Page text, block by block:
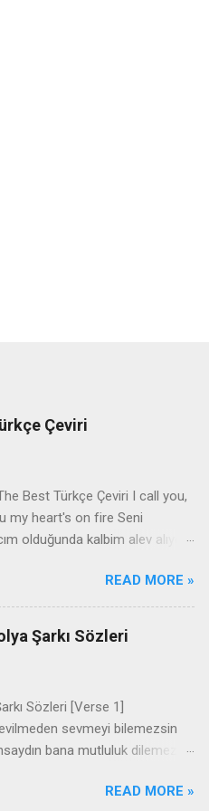
Çeviri
Best Türkçe Çeviri I call you,
my heart's on fire Seni
olduğunda kalbim alev alıyor
bana geliyorsun, vahşi vahşi
Bana geliyorsun Give me
İhtiyacım olan her şeyi bana
of promises and a world
ömür boyu sözler ve düşler
Aşk dilini konuş, ne anlama
gibi And it can't be wrong,
yanlış olamaz, kalbimi al And
best Sen sadece en iyisisin
READ MORE »
Şarkı Sözleri
Sözleri [Verse 1]
sevmeyi bilemezsin
bana mutluluk dilemezdin
sattın ya sen kaç edersin
READ MORE »